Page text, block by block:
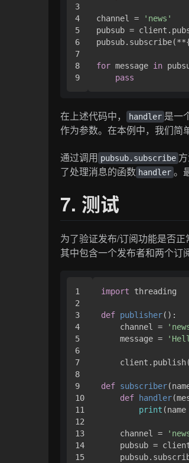
3
4
5
6
7
8
channel =
'news'
pubsub =
for message in
pass
在上述代码中， handler 是一
作为参数。在本例中，我们简
通过调用 pubsub.subscribe
了处理消息的函数 handler 。
7. 测试
为了验证发布/订阅功能是否
其中包含一个发布者和两个订
1
2
3
4
5
6
7
8
9
10
11
12
13
14
15
import threading
def publisher():
    channel =
    message =
def subscriber(
def handler(
print
    channel =
pubsub =